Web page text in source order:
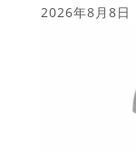
2026年8月8日